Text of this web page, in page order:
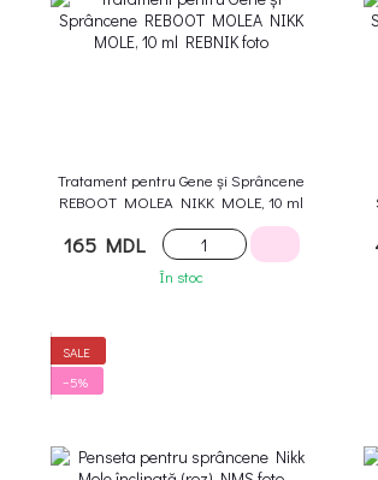
Tratament pentru Gene și Sprâncene
REBOOT MOLEA NIKK MOLE, 10 ml
165 MDL
În stoc
SALE
−5%